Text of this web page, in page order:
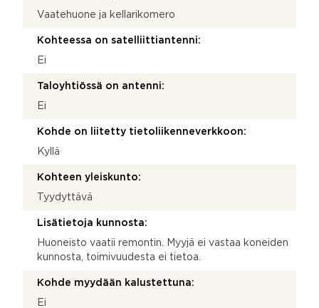
Vaatehuone ja kellarikomero
Kohteessa on satelliittiantenni:
Ei
Taloyhtiössä on antenni:
Ei
Kohde on liitetty tietoliikenneverkkoon:
Kyllä
Kohteen yleiskunto:
Tyydyttävä
Lisätietoja kunnosta:
Huoneisto vaatii remontin. Myyjä ei vastaa koneiden
kunnosta, toimivuudesta ei tietoa.
Kohde myydään kalustettuna:
Ei